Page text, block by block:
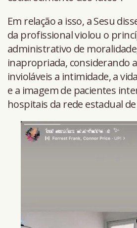
Em relação a isso, a Sesu
da profissional violou o
administrativo de
inapropriada, considerando
invioláveis a intimidade, a
e a imagem de pacientes
hospitais da rede estadual